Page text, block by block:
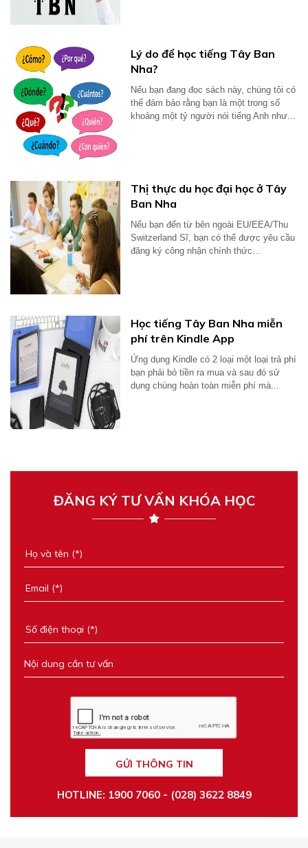
Lý do để học tiếng Tây Ban
Nha?
Nếu bạn đang đọc sách này, chúng tôi có
thể đảm bảo rằng bạn là một trong số
khoảng một tỷ người nói tiếng Anh như...
Thị thực du học đại học ở Tây
Ban Nha
Nếu bạn đến từ bên ngoài EU/EEA/Thu
Switzerland Sĩ, bạn có thể được yêu cầu
đăng ký công nhận chính thức...
Học tiếng Tây Ban Nha miễn
phí trên Kindle App
Ứng dụng Kindle có 2 loại một loại trả phí
bạn phải bỏ tiền ra mua và sau đó sử
dụng chúng hoàn toàn miễn phí mà...
ĐĂNG KÝ TƯ VẤN KHÓA HỌC
GỬI THÔNG TIN
HOTLINE: 1900 7060 - (028) 3622 8849